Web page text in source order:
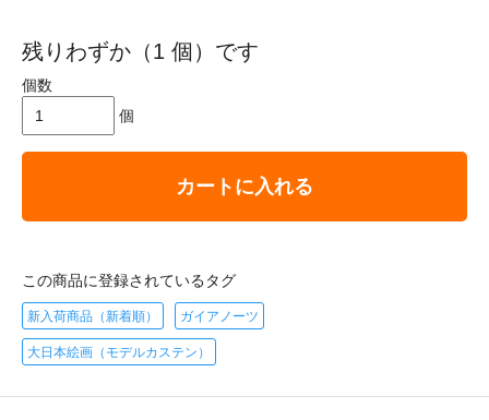
残りわずか（1 個）です
個数
個
カートに入れる
この商品に登録されているタグ
新入荷商品（新着順） ガイアノーツ
大日本絵画（モデルカステン）